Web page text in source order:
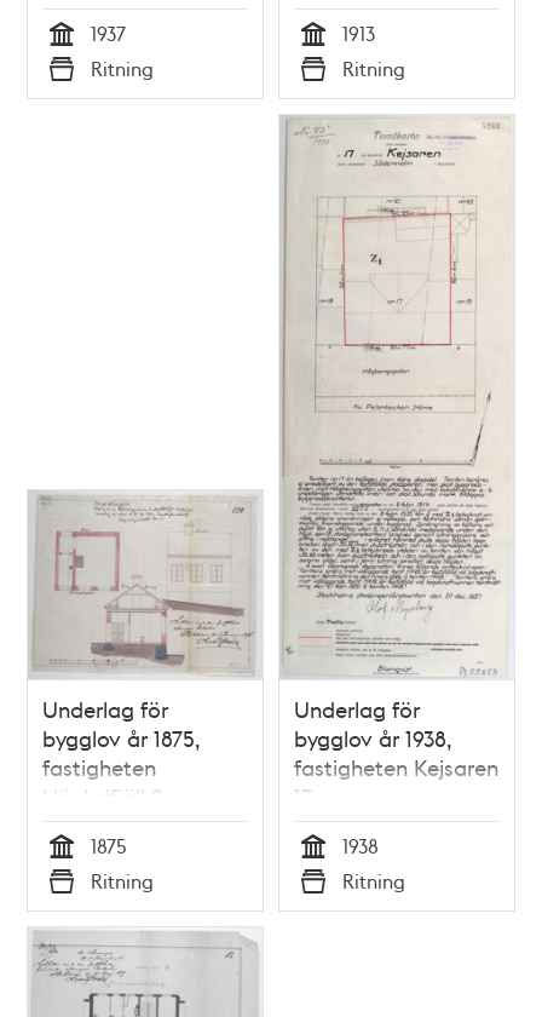
Tid
1937
Typ
Ritning Tid
1913
Typ
Ritning
Underlag för
bygglov år 1875,
fastigheten
Häckelfjäll 2
Tid
1875
Typ
Ritning
Underlag för
bygglov år 1938,
fastigheten Kejsaren
17
Tid
1938
Typ
Ritning